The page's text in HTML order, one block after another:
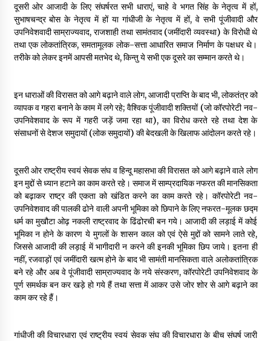
कुमार प्रशांत को मातृशोक
3 years ago
दूसरी ओर आजादी के लिए संघर्षरत सभी धाराएं, चाहे वे भगत सिंह के नेतृत्व में हों,
सुभाषचन्द्र बोस के नेतृत्व में हों या गांधीजी के नेतृत्व में हों, वे सभी पूंजीवादी और
उपनिवेशवादी साम्राज्यवाद, राजशाही तथा सामंतवाद (जमींदारी व्यवस्था) के विरोधी थे
तथा एक लोकतांत्रिक, समतामूलक लोक-सत्ता आधारित समाज निर्माण के पक्षधर थे।
तरीके को लेकर इनमें आपसी मतभेद थे, किन्तु ये सभी एक दूसरे का सम्मान करते थे।
इन धाराओं की विरासत को आगे बढ़ाने वाले लोग, आजादी प्राप्ति के बाद भी, लोकतंत्र को
व्यापक व गहरा बनाने के काम में लगे रहे; वैश्विक पूंजीवादी शक्तियों (जो कॉरपोरेटी नव-
उपनिवेशवाद के रूप में गहरी जड़ें जमा रहा था), का विरोध करते रहे तथा देश के
संसाधनों से देशज समुदायों (लोक समुदायों) की बेदखली के खिलाफ आंदोलन करते रहे।
दूसरी ओर राष्ट्रीय स्वयं सेवक संघ व हिन्दू महासभा की विरासत को आगे बढ़ाने वाले लोग
इन मुद्दों से ध्यान हटाने का काम करते रहे। समाज में साम्प्रदायिक नफरत की मानसिकता
को बढ़ाकर राष्ट्र की एकता को खंडित करने का काम करते रहे। कॉरपोरेटी नव-
उपनिवेशवाद की पालकी ढोने वाली अपनी भूमिका को छिपाने के लिए नफरत-मूलक छद्म
धर्म का मुखौटा ओढ़ नकली राष्ट्रवाद के ढिंढोरची बन गये। आजादी की लड़ाई में कोई
भूमिका न होने के कारण ये मुगलों के शासन काल को एवं ऐसे मुद्दों को सामने लाते रहे,
जिससे आजादी की लड़ाई में भागीदारी न करने की इनकी भूमिका छिप जाये। इतना ही
नहीं, रजवाड़ों एवं जमींदारी खत्म होने के बाद भी सामंती मानसिकता वाले अलोकतांत्रिक
बने रहे और अब वे पूंजीवादी साम्राज्यवाद के नये संस्करण, कॉरपोरेटी उपनिवेशवाद के
पूर्ण समर्थक बन कर खड़े हो गये हैं तथा सत्ता में आकर उसे जोर शोर से आगे बढ़ाने का
काम कर रहे हैं।
गांधीजी की विचारधारा एवं राष्ट्रीय स्वयं सेवक संघ की विचारधारा के बीच संघर्ष जारी